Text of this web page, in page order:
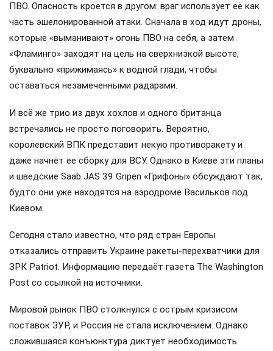
ПВО. Опасность кроется в другом: враг использует её как
часть эшелонированной атаки. Сначала в ход идут дроны,
которые «выманивают» огонь ПВО на себя, а затем
«Фламинго» заходят на цель на сверхнизкой высоте,
буквально «прижимаясь» к водной глади, чтобы
оставаться незамеченными радарами.
И всё же трио из двух хохлов и одного британца
встречались не просто поговорить. Вероятно,
королевский ВПК представит некую противоракету и
даже начнёт ее сборку для ВСУ. Однако в Киеве эти планы
и шведские Saab JAS 39 Gripen «Грифоны» обсуждают так,
будто они уже находятся на аэродроме Васильков под
Киевом.
Сегодня стало известно, что ряд стран Европы
отказались отправить Украине ракеты-перехватчики для
ЗРК Patriot. Информацию передаёт газета The Washington
Post со ссылкой на источники.
Мировой рынок ПВО столкнулся с острым кризисом
поставок ЗУР, и Россия не стала исключением. Однако
сложившаяся конъюнктура диктует необходимость